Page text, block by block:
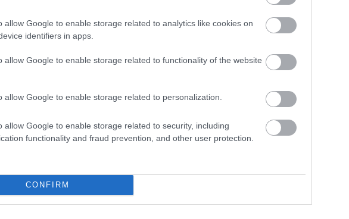
allow Google to enable storage related to analytics like cookies on
identifiers in apps.
allow Google to enable storage related to functionality of the website
allow Google to enable storage related to personalization.
allow Google to enable storage related to security, including
functionality and fraud prevention, and other user protection.
CONFIRM
autó bokszba hajtására vonatkozó
hogy lesz újraindítás, ami miatt sokkal
őket, hogy végül nem lett.